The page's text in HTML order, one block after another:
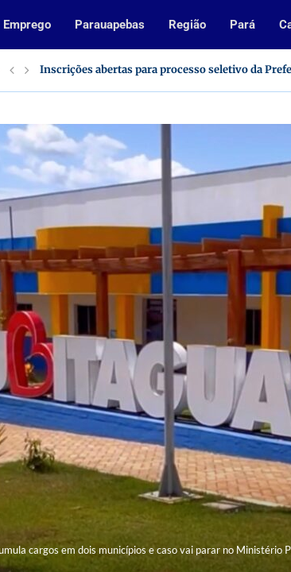
Emprego Parauapebas Região Pará
Inscrições abertas para processo seletivo da
cargos em dois municípios e caso vai parar no Ministério